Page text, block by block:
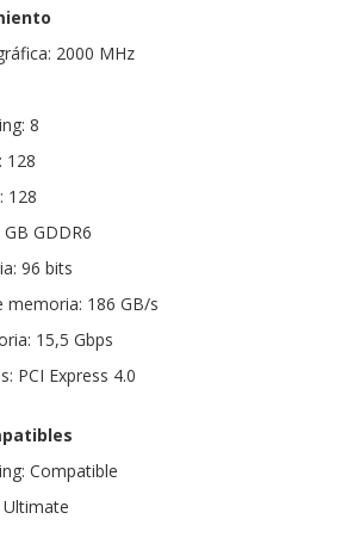
2000 MHz
8
128
128
GDDR6
96 bits
memoria: 186 GB/s
15,5 Gbps
PCI Express 4.0
Compatible
Ultimate